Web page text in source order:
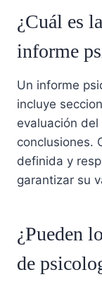
¿Cuál es
informe
Un informe
incluye
evaluación
conclusiones.
definida y
garantizar su
¿Pueden
de